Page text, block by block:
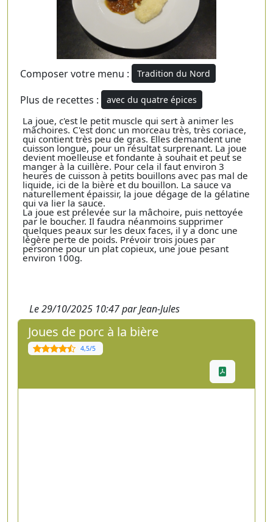
Composer votre menu : Tradition du Nord
Plus de recettes : avec du quatre épices
La joue, c'est le petit muscle qui sert à animer les
mâchoires. C'est donc un morceau très, très coriace,
qui contient très peu de gras. Elles demandent une
cuisson longue, pour un résultat surprenant. La joue
devient moelleuse et fondante à souhait et peut se
manger à la cuillère. Pour cela il faut environ 3
heures de cuisson à petits bouillons avec pas mal de
liquide, ici de la bière et du bouillon. La sauce va
naturellement épaissir, la joue dégage de la gélatine
qui va lier la sauce.
La joue est prélevée sur la mâchoire, puis nettoyée
par le boucher. Il faudra néanmoins supprimer
quelques peaux sur les deux faces, il y a donc une
légère perte de poids. Prévoir trois joues par
personne pour un plat copieux, une joue pesant
environ 100g.
Le 29/10/2025 10:47 par Jean-Jules
Joues de porc à la bière
4,5/5